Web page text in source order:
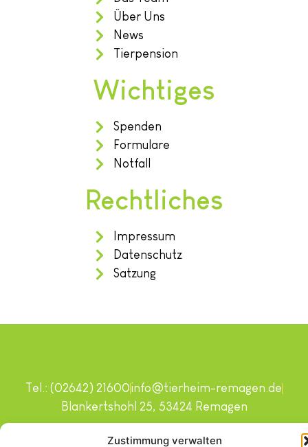
Zustimmung verwalten
Über Uns
News
Tierpension
Wichtiges
Spenden
Formulare
Notfall
Rechtliches
Impressum
Datenschutz
Satzung
Copyright © 2024. Alle Rechte vorbehalten.
Tel.: (02642) 21600info@tierheim-remagen.de
Blankertshohl 25, 53424 Remagen